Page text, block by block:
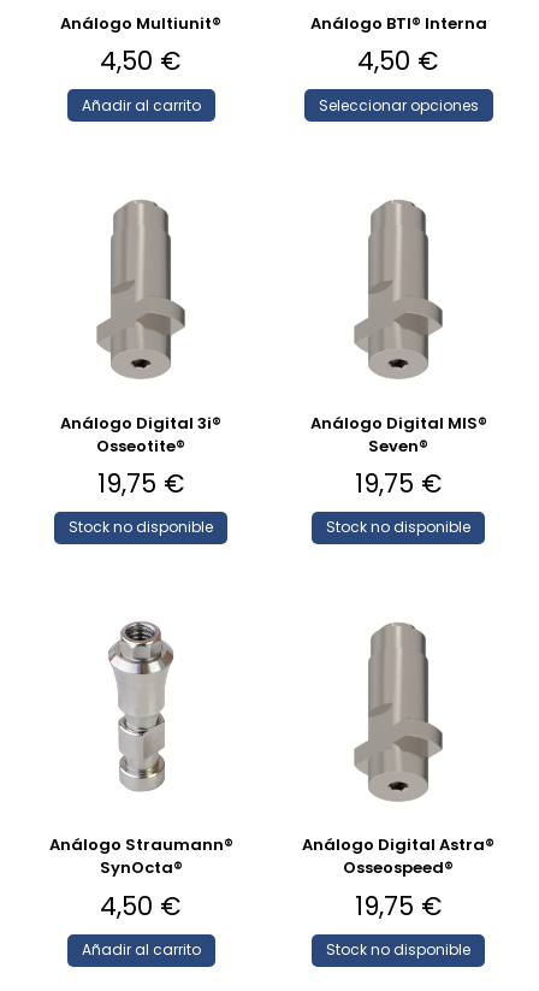
Análogo Multiunit®
4,50 €
Añadir al carrito
Análogo BTI® Interna
4,50 €
Seleccionar opciones
Análogo Digital 3i®
Osseotite®
19,75 €
Stock no disponible
Análogo Digital MIS®
Seven®
19,75 €
Stock no disponible
Análogo Straumann®
SynOcta®
4,50 €
Añadir al carrito
Análogo Digital Astra®
Osseospeed®
19,75 €
Stock no disponible